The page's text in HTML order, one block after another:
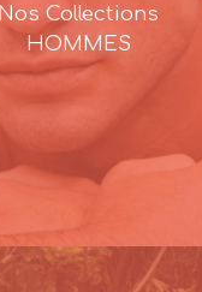
Nos Collections
HOMMES